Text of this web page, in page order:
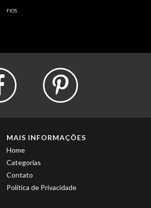
FIOS
MAIS INFORMAÇÕES
Home
Categorias
Contato
Politica de Privacidade